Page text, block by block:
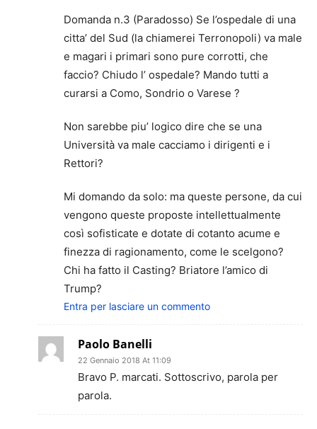
Domanda n.3 (Paradosso) Se l’ospedale di una
citta’ del Sud (la chiamerei Terronopoli) va male
e magari i primari sono pure corrotti, che
faccio? Chiudo l’ ospedale? Mando tutti a
curarsi a Como, Sondrio o Varese ?
Non sarebbe piu’ logico dire che se una
Università va male cacciamo i dirigenti e i
Rettori?
Mi domando da solo: ma queste persone, da cui
vengono queste proposte intellettualmente
così sofisticate e dotate di cotanto acume e
finezza di ragionamento, come le scelgono?
Chi ha fatto il Casting? Briatore l’amico di
Trump?
Entra per lasciare un commento
Paolo Banelli
22 Gennaio 2018 At 11:09
Bravo P. marcati. Sottoscrivo, parola per
parola.